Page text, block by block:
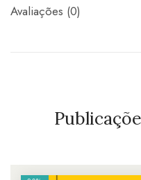
Avaliações (0)